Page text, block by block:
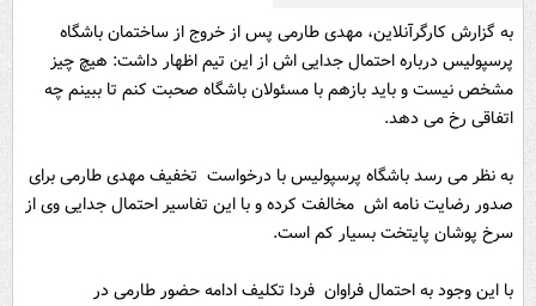
به گزارش کارگرآنلاین، مهدی طارمی پس از خروج از ساختمان باشگاه
پرسپولیس درباره احتمال جدایی اش از این تیم اظهار داشت: هیچ چیز
مشخص نیست و باید بازهم با مسئولان باشگاه صحبت کنم تا ببینم چه
اتفاقی رخ می دهد.
به نظر می رسد باشگاه پرسپولیس با درخواست تخفیف مهدی طارمی برای
صدور رضایت نامه اش مخالفت کرده و با این تفاسیر احتمال جدایی وی از
سرخ پوشان پایتخت بسیار کم است.
با این وجود به احتمال فراوان فردا تکلیف ادامه حضور طارمی در